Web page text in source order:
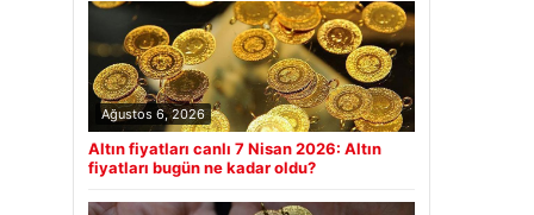
Ağustos 6, 2026
Altın fiyatları canlı 7 Nisan 2026: Altın
fiyatları bugün ne kadar oldu?